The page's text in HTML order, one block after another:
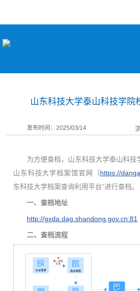
山东科技大学泰山科技学院
发布时间：2025/03/14
为方便查档，山东科技大学泰山科技
山东科技大学档案馆官网（https://
东科技大学档案查询利用平台”进行查档。
一、查档地址
http://gxda.dag.shandong.gov.cn:81
二、查档流程